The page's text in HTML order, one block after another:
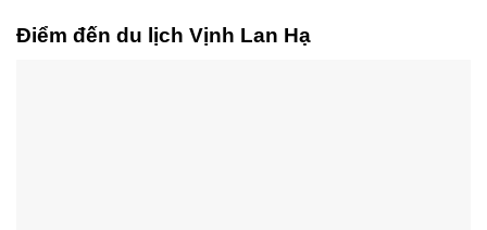
Điểm đến du lịch Vịnh Lan Hạ